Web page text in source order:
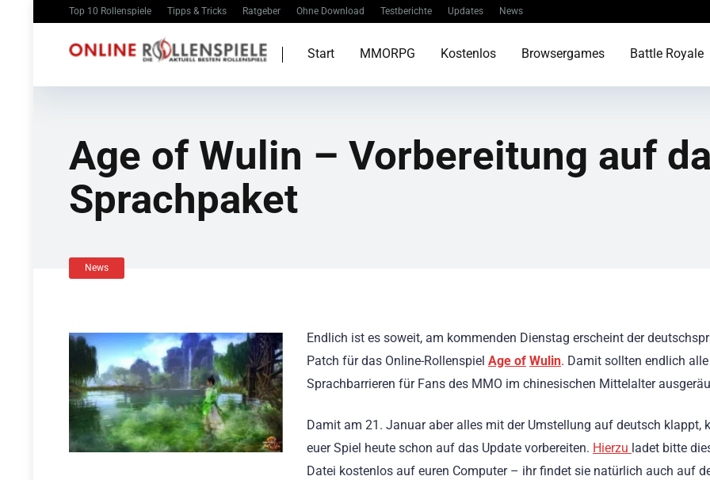
Top 10 Rollenspiele Tipps & Tricks Ratgeber Ohne Download Testberichte Updates News
Start MMORPG Kostenlos Browsergames Battle Royale
Age of Wulin – Vorbereitung auf
Sprachpaket
News
Endlich ist es soweit, am kommenden Dienstag erscheint der
Patch für das Online-Rollenspiel Age of Wulin. Damit sollten endlich alle
Sprachbarrieren für Fans des MMO im chinesischen Mittelalter
Damit am 21. Januar aber alles mit der Umstellung auf deutsch klappt,
euer Spiel heute schon auf das Update vorbereiten. Hierzu ladet bitte
Datei kostenlos auf euren Computer – ihr findet sie natürlich auch auf